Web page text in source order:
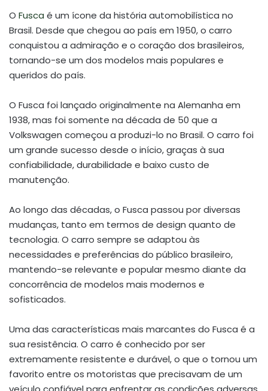
O Fusca é um ícone da história automobilística no
Brasil. Desde que chegou ao país em 1950, o carro
conquistou a admiração e o coração dos brasileiros,
tornando-se um dos modelos mais populares e
queridos do país.
O Fusca foi lançado originalmente na Alemanha em
1938, mas foi somente na década de 50 que a
Volkswagen começou a produzi-lo no Brasil. O carro foi
um grande sucesso desde o início, graças à sua
confiabilidade, durabilidade e baixo custo de
manutenção.
Ao longo das décadas, o Fusca passou por diversas
mudanças, tanto em termos de design quanto de
tecnologia. O carro sempre se adaptou às
necessidades e preferências do público brasileiro,
mantendo-se relevante e popular mesmo diante da
concorrência de modelos mais modernos e
sofisticados.
Uma das características mais marcantes do Fusca é a
sua resistência. O carro é conhecido por ser
extremamente resistente e durável, o que o tornou um
favorito entre os motoristas que precisavam de um